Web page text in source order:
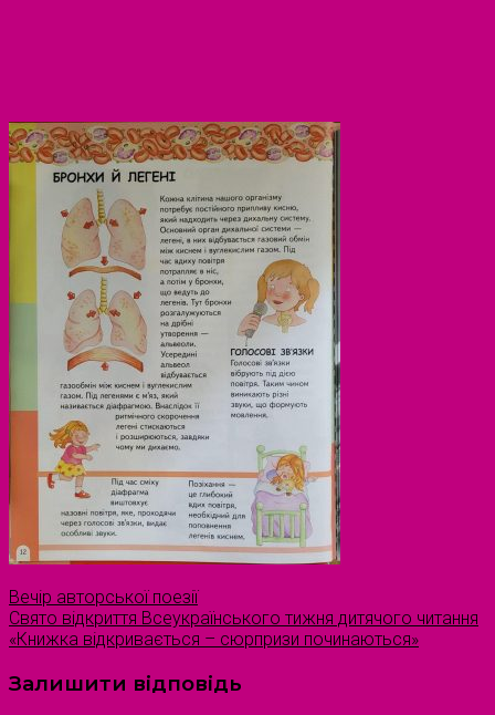
Вечір авторської поезії
Свято відкриття Всеукраїнського тижня дитячого читання
«Книжка відкривається – сюрпризи починаються»
Залишити відповідь